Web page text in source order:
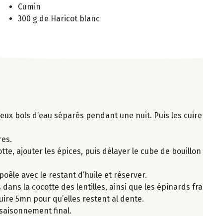
Cumin
300 g de Haricot blanc
bols d’eau séparés pendant une nuit. Puis les
ajouter les épices, puis délayer le cube de bouillon
avec le restant d’huile et réserver.
la cocotte des lentilles, ainsi que les épinards
5mn pour qu’elles restent al dente.
final.